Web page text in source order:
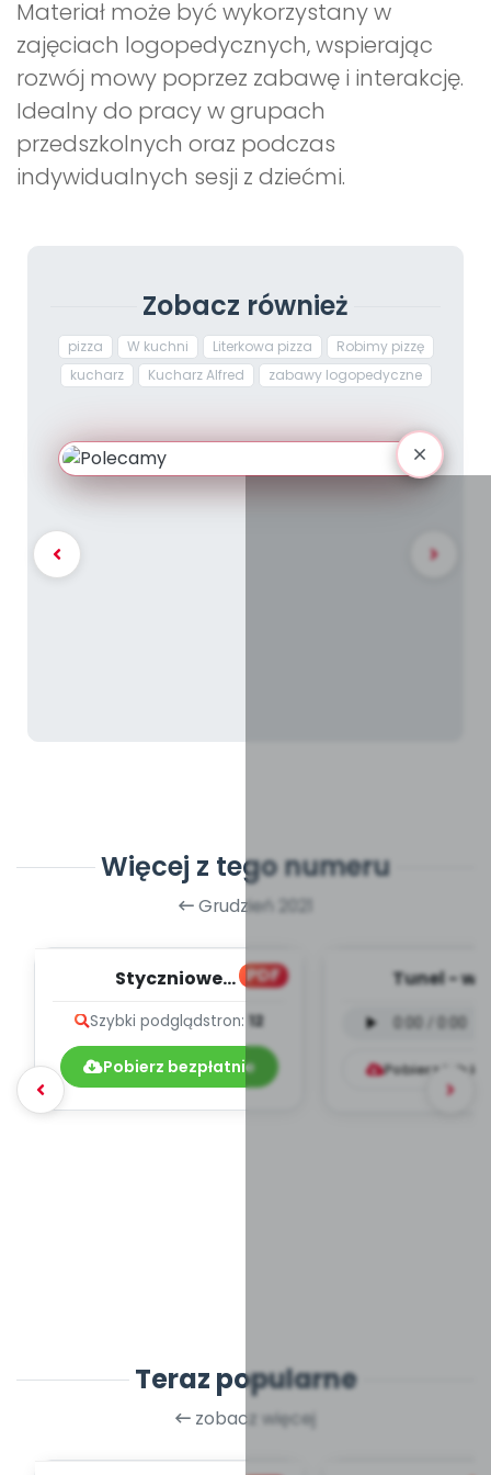
Materiał może być wykorzystany w
zajęciach logopedycznych, wspierając
rozwój mowy poprzez zabawę i interakcję.
Idealny do pracy w grupach
przedszkolnych oraz podczas
indywidualnych sesji z dziećmi.
Zobacz również
pizza W kuchni Literkowa pizza
Robimy pizzę
kucharz
Kucharz Alfred zabawy logopedyczne
Więcej z tego numeru
Grudzień 2021
PDF
Styczniowe
piosenek
Szybki podglądstron: 12
Pobierz bezpłatnie
Tunel -
mp3)
Pobierz lub
Teraz popularne
zobacz więcej